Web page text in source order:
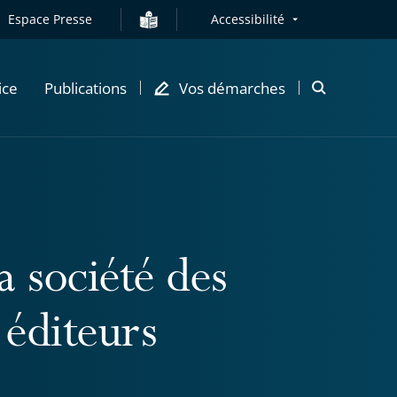
Espace Presse Accessibilité
Publications Vos démarches
Ouvrir
société des